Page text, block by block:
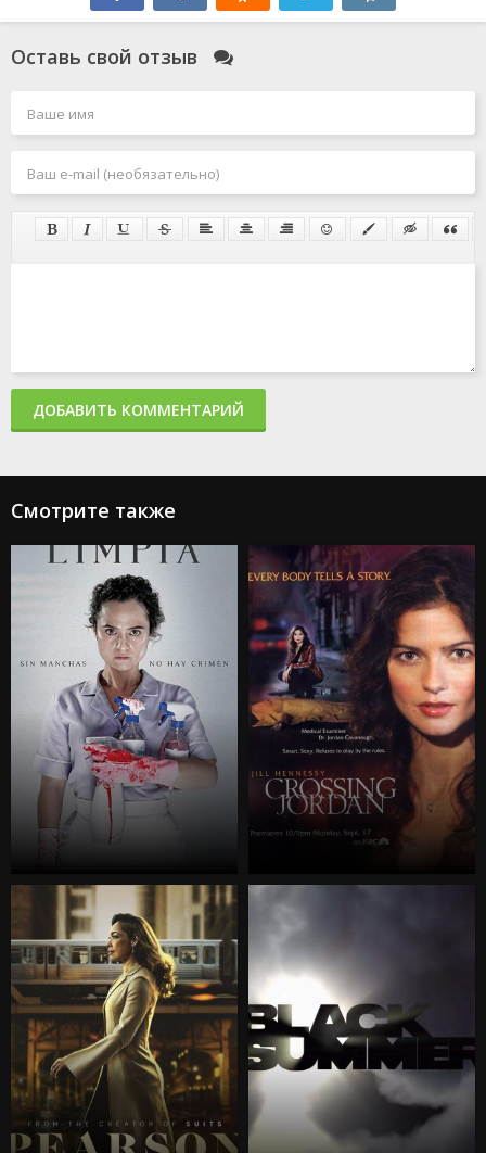
Оставь свой отзыв
ДОБАВИТЬ КОММЕНТАРИЙ
Смотрите также